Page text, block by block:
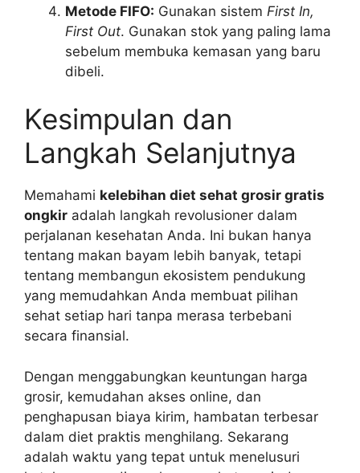
Metode FIFO: Gunakan sistem First In,
First Out. Gunakan stok yang paling lama
sebelum membuka kemasan yang baru
dibeli.
Kesimpulan dan
Langkah Selanjutnya
Memahami kelebihan diet sehat grosir gratis
ongkir adalah langkah revolusioner dalam
perjalanan kesehatan Anda. Ini bukan hanya
tentang makan bayam lebih banyak, tetapi
tentang membangun ekosistem pendukung
yang memudahkan Anda membuat pilihan
sehat setiap hari tanpa merasa terbebani
secara finansial.
Dengan menggabungkan keuntungan harga
grosir, kemudahan akses online, dan
penghapusan biaya kirim, hambatan terbesar
dalam diet praktis menghilang. Sekarang
adalah waktu yang tepat untuk menelusuri